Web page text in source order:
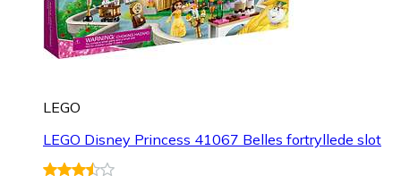
LEGO
LEGO Disney Princess 41067 Belles fortryllede slot